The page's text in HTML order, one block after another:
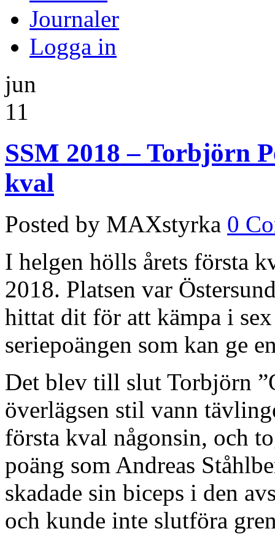
Journaler
Logga in
jun
11
SSM 2018 – Torbjörn
kval
Posted by MAXstyrka 0
I helgen hölls årets första
2018. Platsen var
hittat dit för att kämpa i
seriepoängen som kan ge
Det blev till slut Torbjörn
överlägsen stil vann
första kval någonsin, och
poäng som Andreas
skadade sin biceps i den
och kunde inte slutföra